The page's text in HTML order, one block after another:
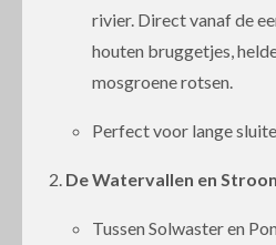
rivier. Direct vanaf de
houten bruggetjes,
mosgroene rotsen.
Perfect voor lange
De Watervallen en
Tussen Solwaster en